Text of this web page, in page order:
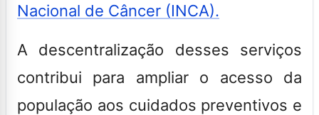
Nacional de Câncer (INCA).
A descentralização desses serviços
contribui para ampliar o acesso da
população aos cuidados preventivos e